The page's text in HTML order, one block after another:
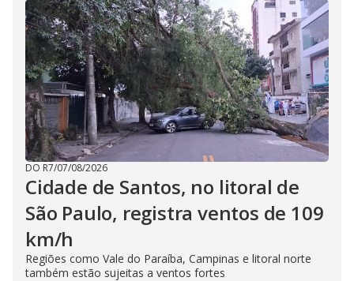
DO R7/07/08/2026
Cidade de Santos, no litoral de
São Paulo, registra ventos de 109
km/h
Regiões como Vale do Paraíba, Campinas e litoral norte
também estão sujeitas a ventos fortes